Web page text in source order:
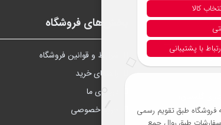
گلستان،
بخش‌های فروشگاه
شرايط و قوانین فروشگاه
راهنمای خرید
درباره‌ی ما
حریم خصوصی